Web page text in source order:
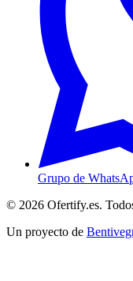
Grupo de
© 2026 Ofertify.es.
Un proyecto de